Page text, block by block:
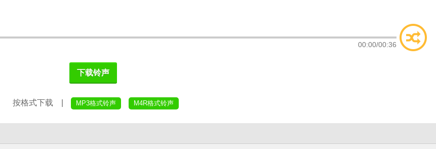
类 索
00:00/00:36
下载铃声
按格式下载 | MP3格式铃声 M4R格式铃声